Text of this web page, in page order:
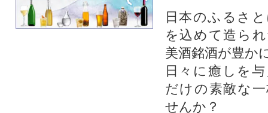
日本のふるさ
を込めて造ら
美酒銘酒が豊か
日々に癒しを
だけの素敵な
せんか？